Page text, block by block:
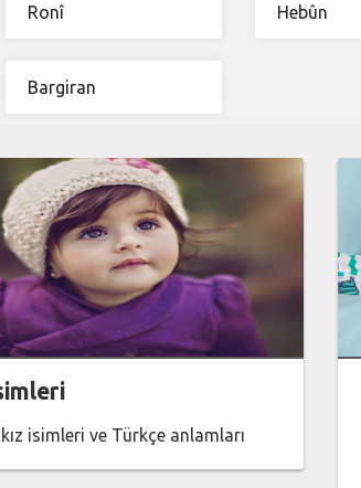
Ronî Hebûn
Bargiran
isimleri ve Türkçe anlamları